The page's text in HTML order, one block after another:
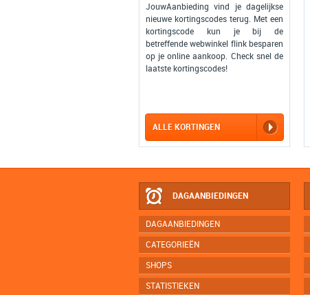
JouwAanbieding vind je dagelijkse
nieuwe kortingscodes terug. Met een
kortingscode kun je bij de
betreffende webwinkel flink besparen
op je online aankoop. Check snel de
laatste kortingscodes!
ALLE KORTINGEN
DAGAANBIEDINGEN
DAGAANBIEDINGEN
CATEGORIEËN
SHOPS
STATISTIEKEN